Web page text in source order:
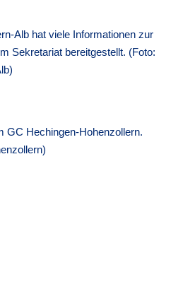
Alb hat viele Informationen zur
Sekretariat bereitgestellt. (Foto:
GC Hechingen-Hohenzollern.